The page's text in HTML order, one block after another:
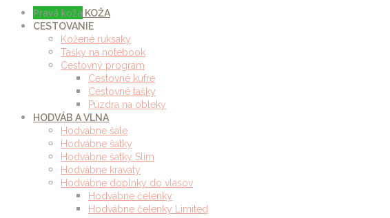
Pravá koža KOŽA
CESTOVANIE
Kožené ruksaky
Tašky na notebook
Cestovný program
Cestovné kufre
Cestovné tašky
Púzdra na obleky
HODVÁB A VLNA
Hodvábne šále
Hodvábne šatky
Hodvábne šatky Slim
Hodvábne kravaty
Hodvábne doplnky do vlasov
Hodvábne čelenky
Hodvábne čelenky Limited